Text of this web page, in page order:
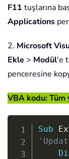
F11 tuşlarına
Applications
2. Microsoft
Ekle > Modül'e
penceresine
VBA kodu: Tüm
Sub